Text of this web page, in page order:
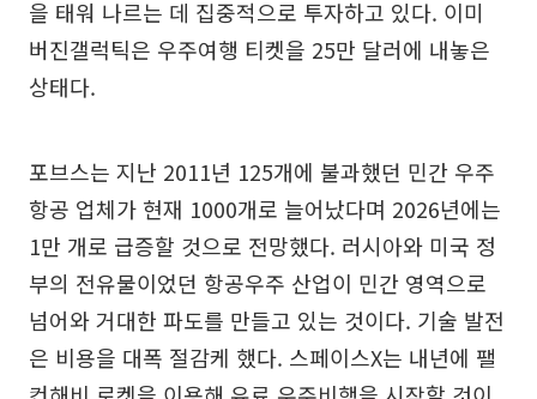
을 태워 나르는 데 집중적으로 투자하고 있다. 이미
버진갤럭틱은 우주여행 티켓을 25만 달러에 내놓은
상태다.
포브스는 지난 2011년 125개에 불과했던 민간 우주
항공 업체가 현재 1000개로 늘어났다며 2026년에는
1만 개로 급증할 것으로 전망했다. 러시아와 미국 정
부의 전유물이었던 항공우주 산업이 민간 영역으로
넘어와 거대한 파도를 만들고 있는 것이다. 기술 발전
은 비용을 대폭 절감케 했다. 스페이스X는 내년에 팰